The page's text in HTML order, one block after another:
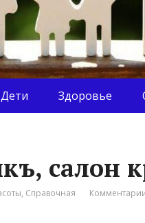
Дети Здоровье
салон
, Справочная